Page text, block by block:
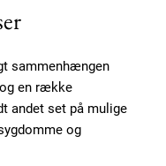
sammenhængen
en række
andet set på mulige
og